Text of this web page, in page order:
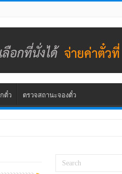
ตั๋ว ตรวจสถานะจองตั๋ว